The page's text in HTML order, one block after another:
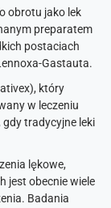
obrotu jako lek
preparatem
postaciach
Gastauta.
który
w leczeniu
tradycyjne leki
lękowe,
jest obecnie wiele
Badania